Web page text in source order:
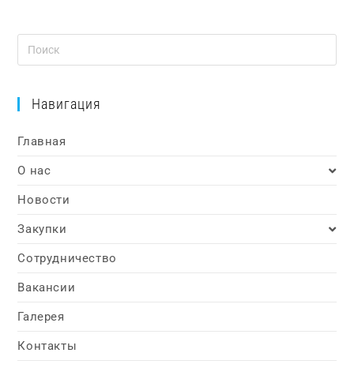
Навигация
Главная
О нас
Новости
Закупки
Сотрудничество
Вакансии
Галерея
Контакты